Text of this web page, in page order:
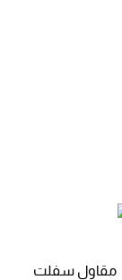
مقاول سفلت